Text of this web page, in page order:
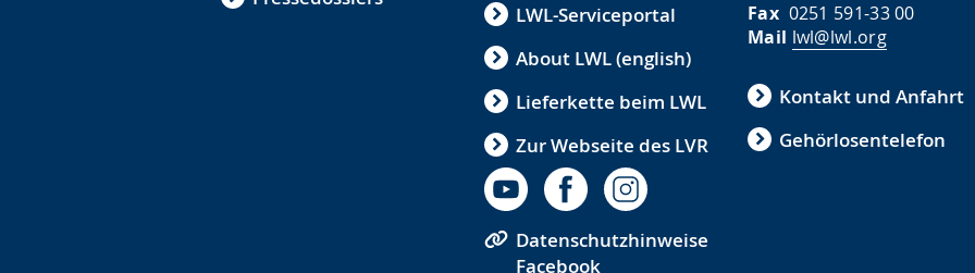
LWL-Serviceportal
About LWL (english)
Lieferkette beim LWL
Zur Webseite des LVR
Datenschutzhinweise
Facebook
Fax0251 591-33 00
Mail lwl@lwl.org
Kontakt und Anfahrt
Gehörlosentelefon